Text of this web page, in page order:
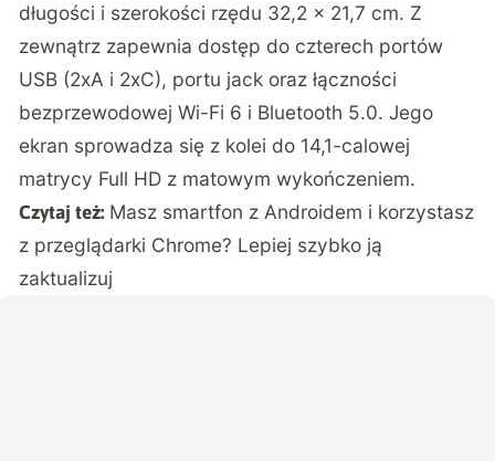
długości i szerokości rzędu 32,2 x 21,7 cm. Z
zewnątrz zapewnia dostęp do czterech portów
USB (2xA i 2xC), portu jack oraz łączności
bezprzewodowej Wi-Fi 6 i Bluetooth 5.0. Jego
ekran sprowadza się z kolei do 14,1-calowej
matrycy Full HD z matowym wykończeniem.
Czytaj też: Masz smartfon z Androidem i korzystasz
z przeglądarki Chrome? Lepiej szybko ją
zaktualizuj